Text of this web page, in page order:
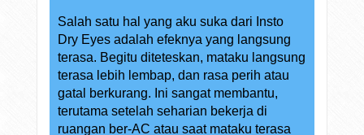
Salah satu hal yang aku suka dari Insto
Dry Eyes adalah efeknya yang langsung
terasa. Begitu diteteskan, mataku langsung
terasa lebih lembap, dan rasa perih atau
gatal berkurang. Ini sangat membantu,
terutama setelah seharian bekerja di
ruangan ber-AC atau saat mataku terasa